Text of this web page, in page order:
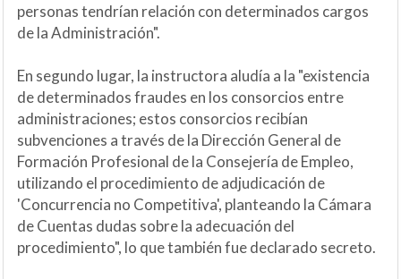
personas tendrían relación con determinados cargos
de la Administración".
En segundo lugar, la instructora aludía a la "existencia
de determinados fraudes en los consorcios entre
administraciones; estos consorcios recibían
subvenciones a través de la Dirección General de
Formación Profesional de la Consejería de Empleo,
utilizando el procedimiento de adjudicación de
'Concurrencia no Competitiva', planteando la Cámara
de Cuentas dudas sobre la adecuación del
procedimiento", lo que también fue declarado secreto.